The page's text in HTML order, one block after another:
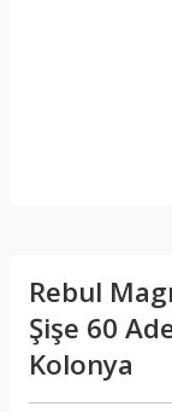
Rebul
Şişe 60
Kolonya